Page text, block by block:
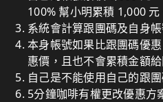
100% 幫小明累積 1,000 元
系統會計算跟團碼及自身
本身帳號如果比跟團碼優
惠價，且也不會累積金額給
自己是不能使用自己的跟
5分鐘咖啡有權更改優惠方